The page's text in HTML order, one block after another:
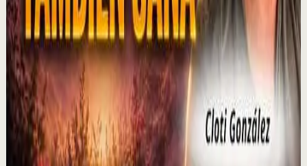
¡Lo MEJOR de 2026 hasta ahora! En este potente vídeo
motivacional de una hora, compartimos algunos de
nuestros vídeos favoritos de 2026. ¿Cuál es t...
3.1Kvisualizaciones
Ver→
▶
P0D
YouTubeVideo estándar